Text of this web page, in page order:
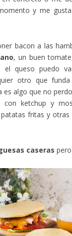
y me
bacon a las
, un buen
el queso puedo
otro que
es algo que no
con ketchup y
fritas y otras
caseras